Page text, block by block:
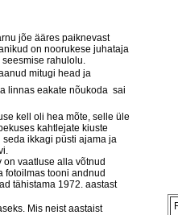
jõe ääres paiknevast
on noorukese juhataja
rahulolu.
mitugi head ja
linnas eakate nõukoda  sai
kell oli hea mõte, selle üle
kahtlejate kiuste
ikkagi püsti ajama ja
vaatluse alla võtnud
fotoilmas tooni andnud
tähistama 1972. aastast
Mis neist aastaist